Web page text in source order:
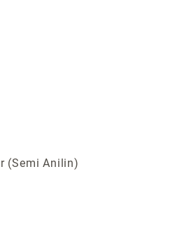
(Semi Anilin)